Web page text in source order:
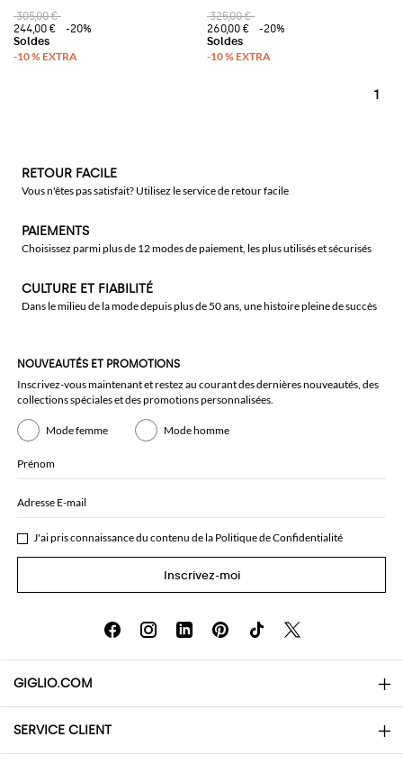
305,00 €
244,00 €
-20%
325,00 €
260,00 €
-20%
1
RETOUR FACILE
Vous n'êtes pas satisfait? Utilisez le service de retour facile
PAIEMENTS
Choisissez parmi plus de 12 modes de paiement, les plus utilisés et sécurisés
CULTURE ET FIABILITÉ
Dans le milieu de la mode depuis plus de 50 ans, une histoire pleine de succès
NOUVEAUTÉS ET PROMOTIONS
Inscrivez-vous maintenant et restez au courant des dernières nouveautés, des
collections spéciales et des promotions personnalisées.
Mode femme Mode homme
Prénom
Adresse E-mail
J'ai pris connaissance du contenu de la Politique de Confidentialité
Inscrivez-moi
GIGLIO.COM
About
SERVICE CLIENT